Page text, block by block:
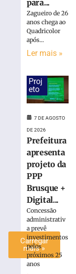
Bruscão
trabalha
organização
defensiva
parada
antes
duelo
contra
Maranhão
agosto
Carregar
mais »
para...
Zagueiro de 26
anos chega ao
Quadricolor
após...
Ler mais »
Proj
eto
7 DE AGOSTO
DE 2026
Prefeitura
apresenta
projeto da
PPP
Brusque +
Digital...
Concessão
administrativ
a prevê
investimentos
pelos
próximos 25
anos